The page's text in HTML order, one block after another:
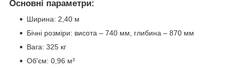
Основні параметри:
Ширина: 2,40 м
Бічні розміри: висота – 740 мм, глибина – 870 мм
Вага: 325 кг
Об'єм: 0,96 м³